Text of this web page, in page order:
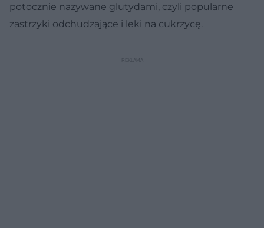
potocznie nazywane glutydami, czyli popularne
zastrzyki odchudzające i leki na cukrzycę.